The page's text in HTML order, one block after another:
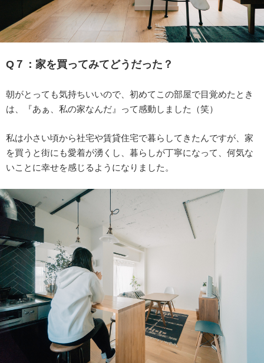
Q７： 家を買ってみてどうだった？
朝がとっても気持ちいいので、初めてこの部屋で目覚めたとき
は、『あぁ、私の家なんだ』って感動しました（笑）
私は小さい頃から社宅や賃貸住宅で暮らしてきたんですが、家
を買うと街にも愛着が湧くし、暮らしが丁寧になって、何気な
いことに幸せを感じるようになりました。